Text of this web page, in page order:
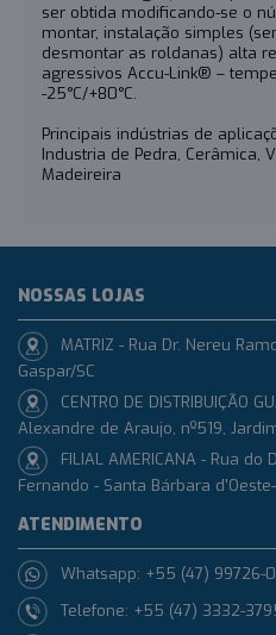
ser obtida modificando-se o
montar, instalação simples
desmontar as roldanas) alta
agressivos Accu-Link® –
-25°C/+80°C.
Principais indústrias de
Industria de Pedra, Cerâmica,
Madeireira
NOSSAS LOJAS
MATRIZ - Rua Dr. Nereu
Gaspar/SC
CENTRO DE DISTRIBUIÇÃO
Alexandre de Araujo, nº519,
FILIAL AMERICANA - Rua
Fernando - Santa Bárbara d'Oeste-
ATENDIMENTO
Whatsapp: +55 (47) 99726-
Telefone: +55 (47) 3332-